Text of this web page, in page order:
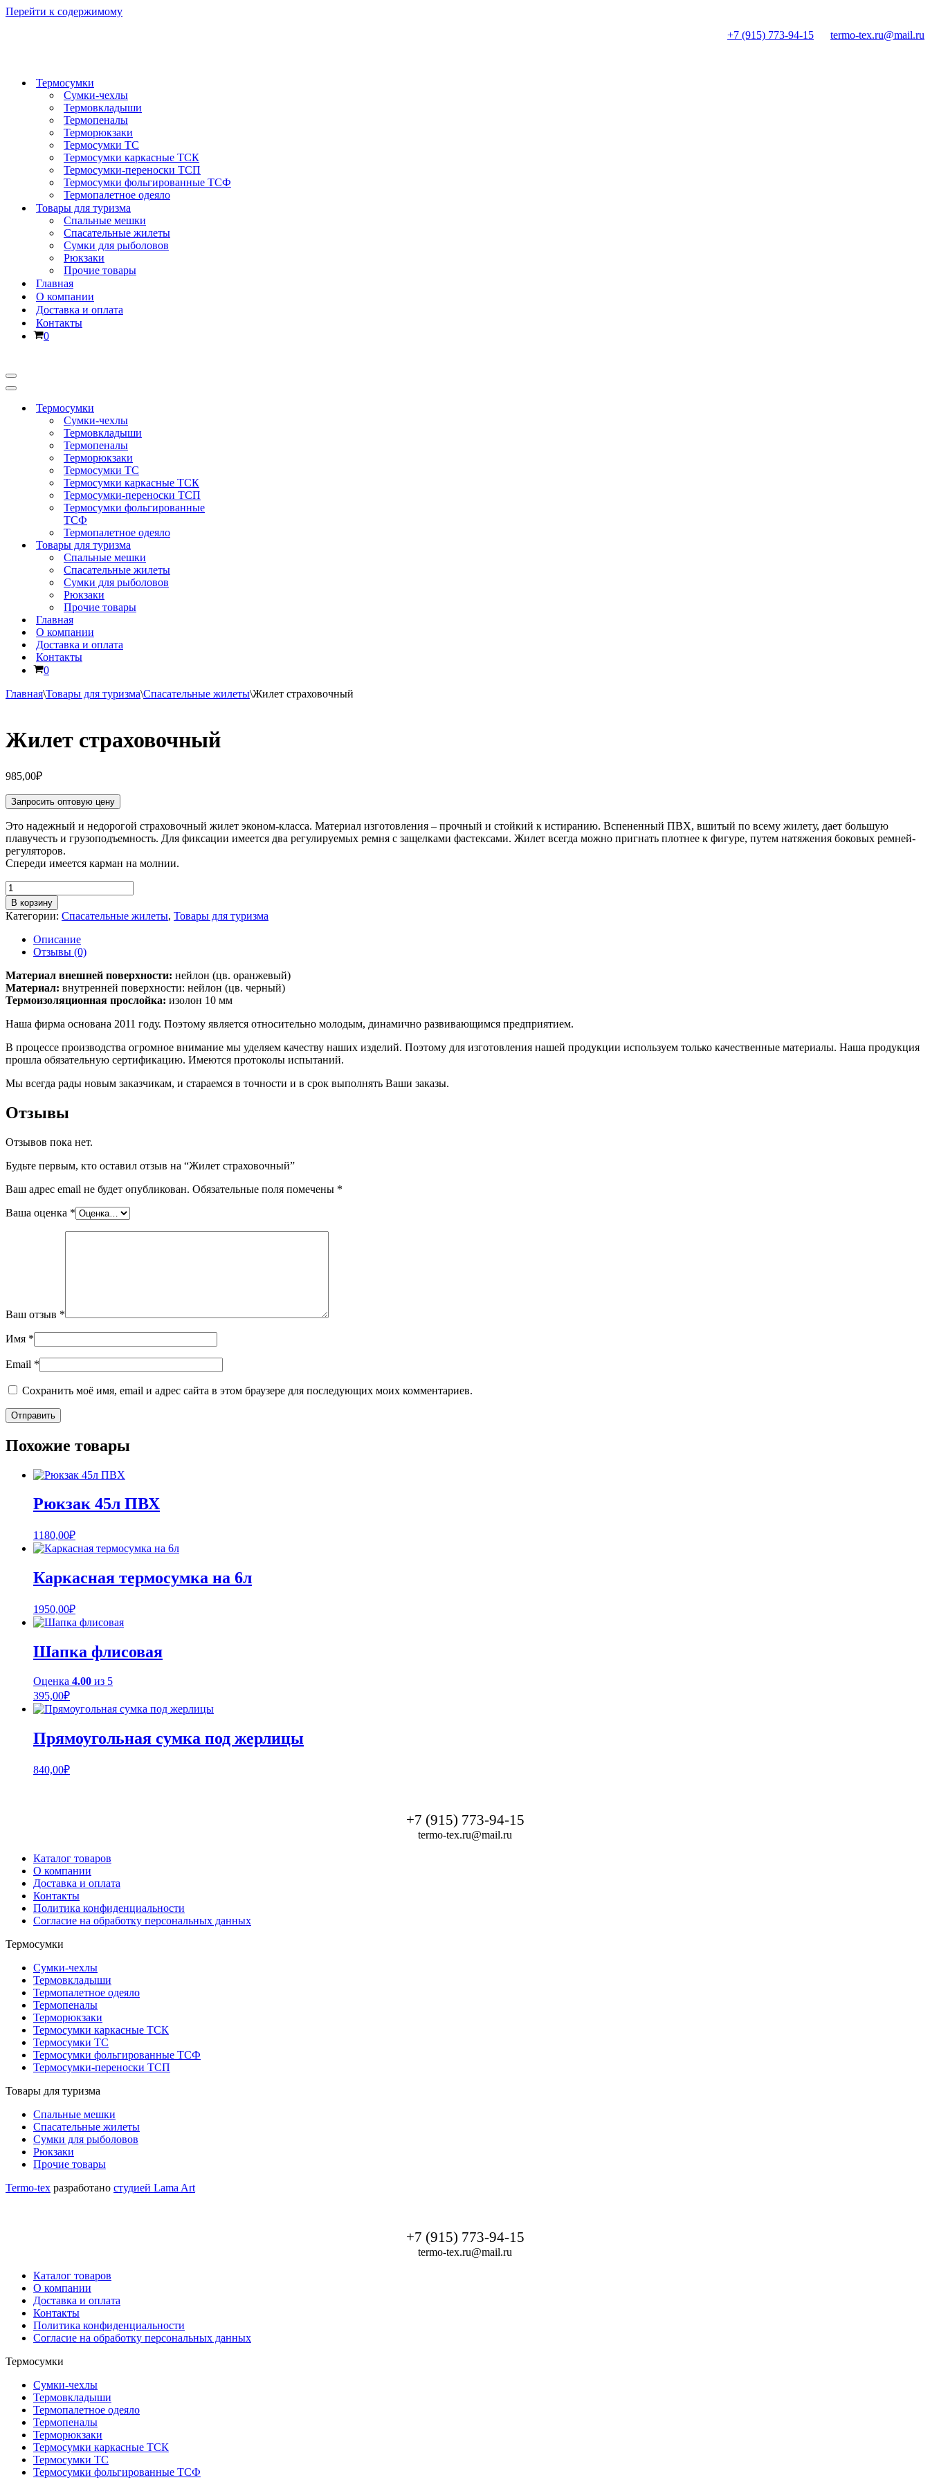
Перейти к содержимому
+7 (915) 773-94-15
termo-tex.ru@mail.ru
Термосумки
Сумки-чехлы
Термовкладыши
Термопеналы
Терморюкзаки
Термосумки ТС
Термосумки каркасные ТСК
Термосумки-переноски ТСП
Термосумки фольгированные ТСФ
Термопалетное одеяло
Товары для туризма
Спальные мешки
Спасательные жилеты
Сумки для рыболовов
Рюкзаки
Прочие товары
Главная
О компании
Доставка и оплата
Контакты
Корзина
0
Меню
навигации
Меню
навигацииТермосумки
Сумки-чехлы
Термовкладыши
Термопеналы
Терморюкзаки
Термосумки ТС
Термосумки каркасные ТСК
Термосумки-переноски ТСП
Термосумки фольгированные
ТСФ
Термопалетное одеяло
Товары для туризма
Спальные мешки
Спасательные жилеты
Сумки для рыболовов
Рюкзаки
Прочие товары
Главная
О компании
Доставка и оплата
Контакты
Корзина
0
Главная\Товары для туризма\Спасательные жилеты\Жилет страховочный
Жилет страховочный
985,00₽
Запросить оптовую цену
Это надежный и недорогой страховочный жилет эконом-класса. Материал изготовления – прочный и стойкий к истиранию. Вспененный ПВХ, вшитый по всему жилету, дает большую
плавучесть и грузоподъемность. Для фиксации имеется два регулируемых ремня с защелками фастексами. Жилет всегда можно пригнать плотнее к фигуре, путем натяжения боковых ремней-
регуляторов.
Спереди имеется карман на молнии.
Количество
товара
Жилет
страховочный
В корзину
Категории: Спасательные жилеты, Товары для туризма
Описание
Отзывы (0)
Материал внешней поверхности: нейлон (цв. оранжевый)
Материал: внутренней поверхности: нейлон (цв. черный)
Термоизоляционная прослойка: изолон 10 мм
Наша фирма основана 2011 году. Поэтому является относительно молодым, динамично развивающимся предприятием.
В процессе производства огромное внимание мы уделяем качеству наших изделий. Поэтому для изготовления нашей продукции используем только качественные материалы. Наша продукция
прошла обязательную сертификацию. Имеются протоколы испытаний.
Мы всегда рады новым заказчикам, и стараемся в точности и в срок выполнять Ваши заказы.
Отзывы
Отзывов пока нет.
Будьте первым, кто оставил отзыв на “Жилет страховочный”
Ваш адрес email не будет опубликован. Обязательные поля помечены *
Ваша оценка *
Ваш отзыв *
Имя *
Email *
Сохранить моё имя, email и адрес сайта в этом браузере для последующих моих комментариев.
Похожие товары
Рюкзак 45л ПВХ
1180,00₽
Каркасная термосумка на 6л
1950,00₽
Шапка флисовая
Оценка 4.00 из 5
395,00₽
Прямоугольная сумка под жерлицы
840,00₽
+7 (915) 773-94-15
termo-tex.ru@mail.ru
Каталог товаров
О компании
Доставка и оплата
Контакты
Политика конфиденциальности
Согласие на обработку персональных данных
Термосумки
Сумки-чехлы
Термовкладыши
Термопалетное одеяло
Термопеналы
Терморюкзаки
Термосумки каркасные ТСК
Термосумки ТС
Термосумки фольгированные ТСФ
Термосумки-переноски ТСП
Товары для туризма
Спальные мешки
Спасательные жилеты
Сумки для рыболовов
Рюкзаки
Прочие товары
Termo-tex разработано студией Lama Art
+7 (915) 773-94-15
termo-tex.ru@mail.ru
Каталог товаров
О компании
Доставка и оплата
Контакты
Политика конфиденциальности
Согласие на обработку персональных данных
Термосумки
Сумки-чехлы
Термовкладыши
Термопалетное одеяло
Термопеналы
Терморюкзаки
Термосумки каркасные ТСК
Термосумки ТС
Термосумки фольгированные ТСФ